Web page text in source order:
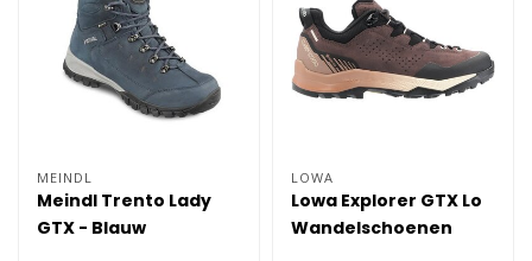
MEINDL
Meindl Trento Lady
GTX - Blauw
LOWA
Lowa Explorer GTX Lo
Wandelschoenen